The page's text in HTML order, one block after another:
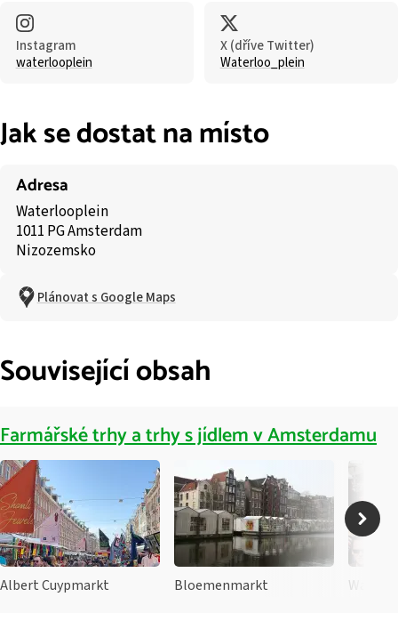
Instagram
waterlooplein
X (dříve Twitter)
Waterloo_plein
Jak se dostat na místo
Adresa
Waterlooplein
1011 PG Amsterdam
Nizozemsko
Plánovat s Google Maps
Související obsah
Farmářské trhy a trhy s jídlem v Amsterdamu
Albert Cuypmarkt Bloemenmarkt